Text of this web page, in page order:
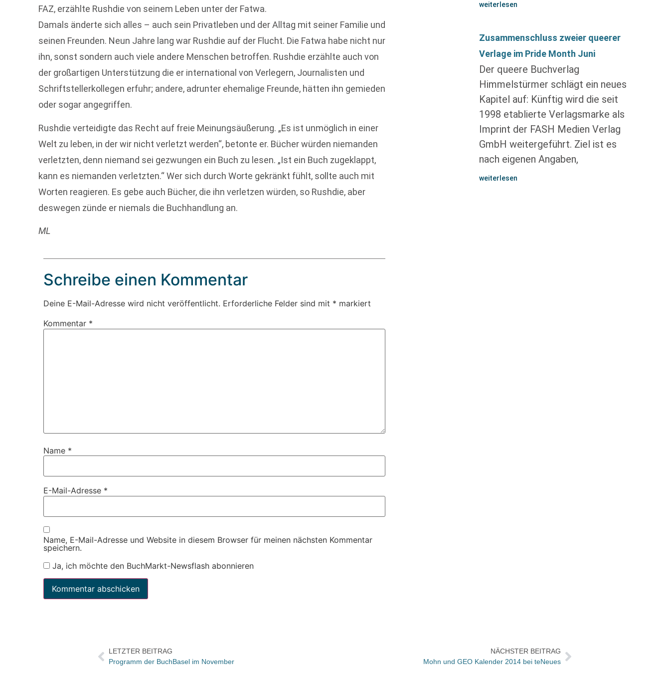
FAZ, erzählte Rushdie von seinem Leben unter der Fatwa.
Damals änderte sich alles – auch sein Privatleben und der Alltag mit seiner Familie und
seinen Freunden. Neun Jahre lang war Rushdie auf der Flucht. Die Fatwa habe nicht nur
ihn, sonst sondern auch viele andere Menschen betroffen. Rushdie erzählte auch von
der großartigen Unterstützung die er international von Verlegern, Journalisten und
Schriftstellerkollegen erfuhr; andere, adrunter ehemalige Freunde, hätten ihn gemieden
oder sogar angegriffen.
Rushdie verteidigte das Recht auf freie Meinungsäußerung. „Es ist unmöglich in einer
Welt zu leben, in der wir nicht verletzt werden“, betonte er. Bücher würden niemanden
verletzten, denn niemand sei gezwungen ein Buch zu lesen. „Ist ein Buch zugeklappt,
kann es niemanden verletzten.“ Wer sich durch Worte gekränkt fühlt, sollte auch mit
Worten reagieren. Es gebe auch Bücher, die ihn verletzen würden, so Rushdie, aber
deswegen zünde er niemals die Buchhandlung an.
ML
Schreibe einen Kommentar
Deine E-Mail-Adresse wird nicht veröffentlicht. Erforderliche Felder sind mit * markiert
Kommentar *
Name *
E-Mail-Adresse *
Name, E-Mail-Adresse und Website in diesem Browser für meinen nächsten Kommentar
speichern.
Ja, ich möchte den BuchMarkt-Newsflash abonnieren
weiterlesen
Zusammenschluss zweier queerer
Verlage im Pride Month Juni
Der queere Buchverlag
Himmelstürmer schlägt ein neues
Kapitel auf: Künftig wird die seit
1998 etablierte Verlagsmarke als
Imprint der FASH Medien Verlag
GmbH weitergeführt. Ziel ist es
nach eigenen Angaben,
weiterlesen
LETZTER BEITRAG
Programm der BuchBasel im November
NÄCHSTER BEITRAG
Mohn und GEO Kalender 2014 bei teNeues